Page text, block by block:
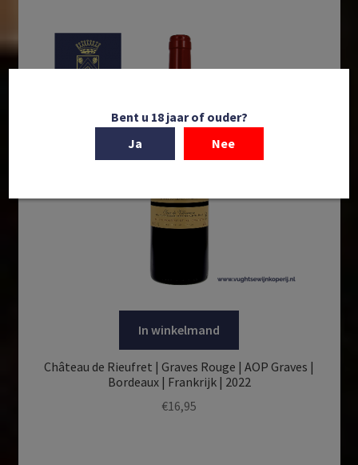
In winkelmand
Château de Rieufret | Graves Rouge | AOP Graves |
Bordeaux | Frankrijk | 2022
€16,95
Bent u 18 jaar of ouder?
Ja
Nee